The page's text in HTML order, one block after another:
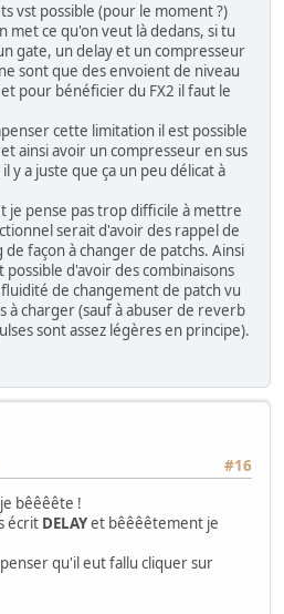
vst possible (pour le moment ?)
met ce qu'on veut là dedans, si tu
gate, un delay et un compresseur
sont que des envoient de niveau
pour bénéficier du FX2 il faut le
cette limitation il est possible
ainsi avoir un compresseur en sus
y a juste que ça un peu délicat à
je pense pas trop difficile à mettre
serait d'avoir des rappel de
façon à changer de patchs. Ainsi
d'avoir des combinaisons
de changement de patch vu
à charger (sauf à abuser de reverb
sont assez légères en principe).
#16
bêêêête !
écrit DELAYet bêêêêtement je
qu'il eut fallu cliquer sur